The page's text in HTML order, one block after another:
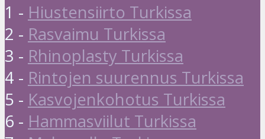
1 - Hiustensiirto Turkissa
2 - Rasvaimu Turkissa
3 - Rhinoplasty Turkissa
4 - Rintojen suurennus Turkissa
5 - Kasvojenkohotus Turkissa
6 - Hammasviilut Turkissa